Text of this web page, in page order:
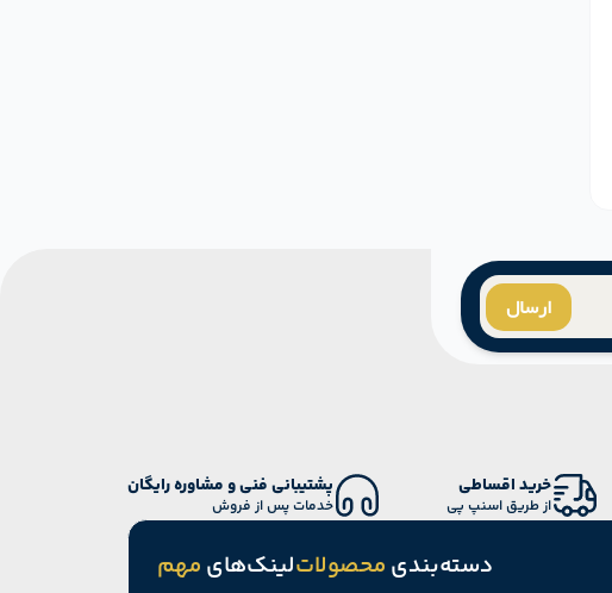
ارسال
پشتیبانی فنی و مشاوره رایگان
خدمات پس از فروش
خرید اقساطی
از طریق اسنپ پی
لینک‌های مهم دسته‌بندی محصولات